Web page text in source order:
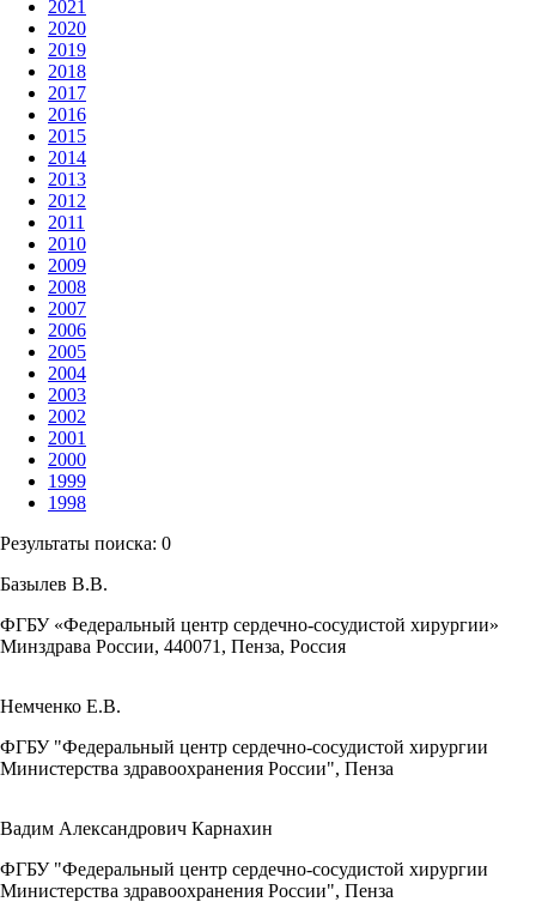
2021
2020
2019
2018
2017
2016
2015
2014
2013
2012
2011
2010
2009
2008
2007
2006
2005
2004
2003
2002
2001
2000
1999
1998
Результаты поиска: 0
Базылев В.В.
ФГБУ «Федеральный центр сердечно-сосудистой хирургии»
Минздрава России, 440071, Пенза, Россия
Немченко Е.В.
ФГБУ "Федеральный центр сердечно-сосудистой хирургии
Министерства здравоохранения России", Пенза
Вадим Александрович Карнахин
ФГБУ "Федеральный центр сердечно-сосудистой хирургии
Министерства здравоохранения России", Пенза